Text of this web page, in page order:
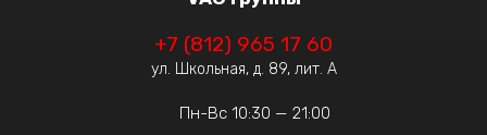
+7 (812) 965 17 60
ул. Школьная, д. 89, лит. А
Пн-Вс 10:30 — 21:00